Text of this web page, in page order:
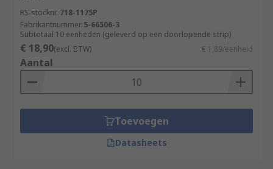
Types of D-sub connector contacts
Most D-sub connectors are supplied with
contacts ready in place. Contacts can be replaced
if damaged or if the application of the D-sub
connector is to be changed from the original
High-current, high-voltage, or co-axial inserts
require larger contacts. The material of the D-
RS-stocknr. 718-1175P
Fabrikantnummer 5-66506-3
Subtotaal 10 eenheden (geleverd op een doorlopende strip)
€ 18,90(excl. BTW) € 1,89/eenheid
Aantal
Toevoegen
Datasheets